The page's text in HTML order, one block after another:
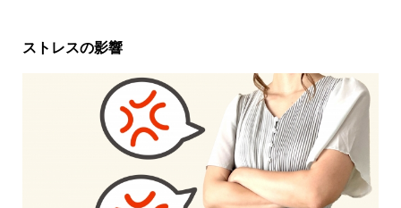
ストレスの影響